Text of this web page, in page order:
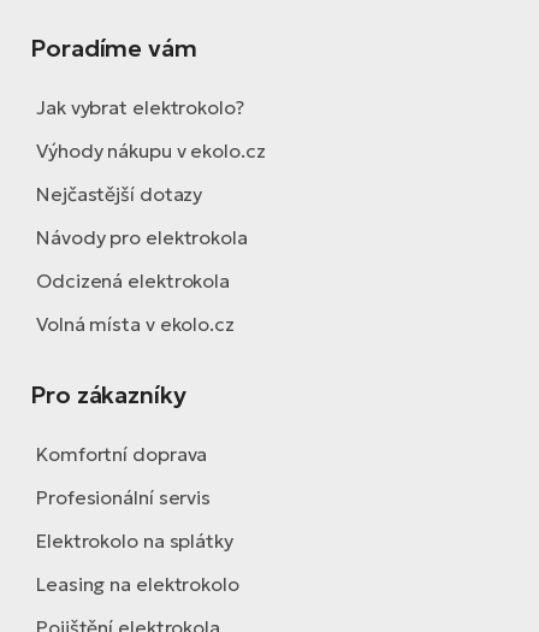
Poradíme vám
Jak vybrat elektrokolo?
Výhody nákupu v ekolo.cz
Nejčastější dotazy
Návody pro elektrokola
Odcizená elektrokola
Volná místa v ekolo.cz
Pro zákazníky
Komfortní doprava
Profesionální servis
Elektrokolo na splátky
Leasing na elektrokolo
Pojištění elektrokola